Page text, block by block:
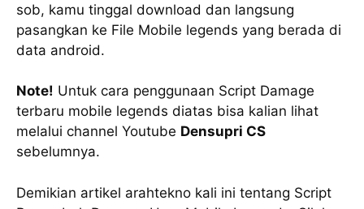
sob, kamu tinggal download dan langsung
pasangkan ke File Mobile legends yang berada di
data android.
Note! Untuk cara penggunaan Script Damage
terbaru mobile legends diatas bisa kalian lihat
melalui channel Youtube Densupri CS
sebelumnya.
Demikian artikel arahtekno kali ini tentang Script